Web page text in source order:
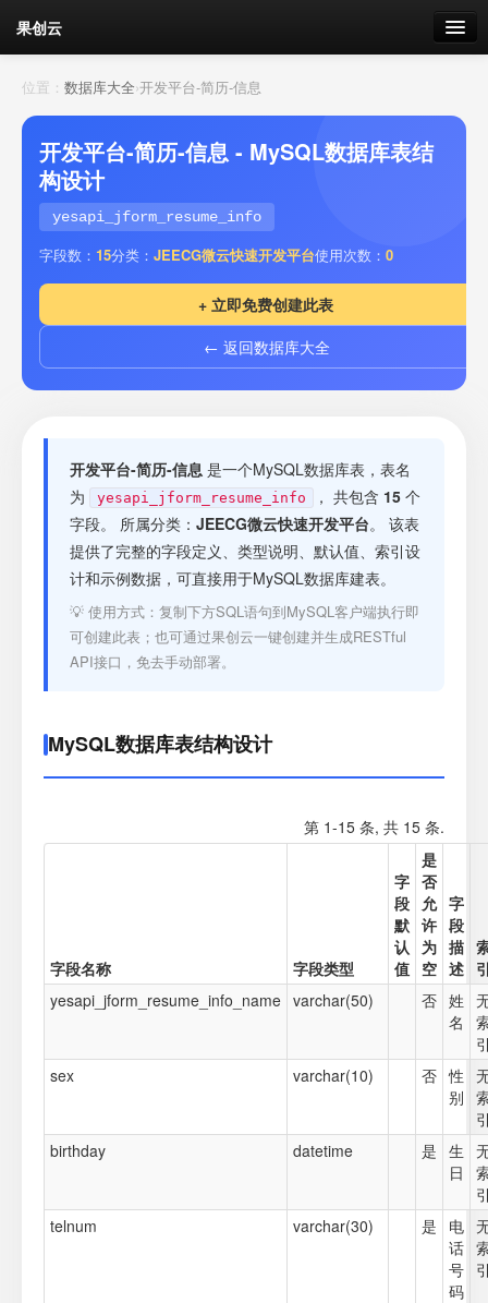
果创云
数据表单
API接口
云存储
流量 剩余接口流量
套餐
接口测试
位置： 数据库大全›开发平台-简历-信息
开发平台-简历-信息 - MySQL数据库表结
构设计
yesapi_jform_resume_info
字段数： 15分类： JEECG微云快速开发平台使用次数： 0
+ 立即免费创建此表
← 返回数据库大全
开发平台-简历-信息 是一个MySQL数据库表，表名
为
yesapi_jform_resume_info ， 共包含 15 个
字段。 所属分类： JEECG微云快速开发平台。 该表
提供了完整的字段定义、类型说明、默认值、索引设
计和示例数据，可直接用于MySQL数据库建表。
💡 使用方式：复制下方SQL语句到MySQL客户端执行即
可创建此表；也可通过果创云一键创建并生成RESTful
API接口，免去手动部署。
MySQL数据库表结构设计
第 1-15 条, 共 15 条.
字段名称 字段类型
字
段
默
认
值
是
否
允
许
为
空
字
段
描
述
yesapi_jform_resume_info_name varchar(50) 否 姓
名
sex
varchar(10) 否 性
别
birthday
datetime 是 生
日
telnum
varchar(30) 是
电
话
号
码